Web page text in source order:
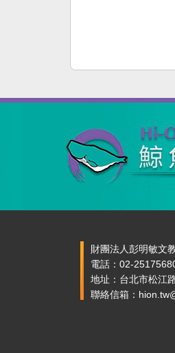
財團法人彭明敏文
電話：02-
地址：台北市松江
聯絡信箱：